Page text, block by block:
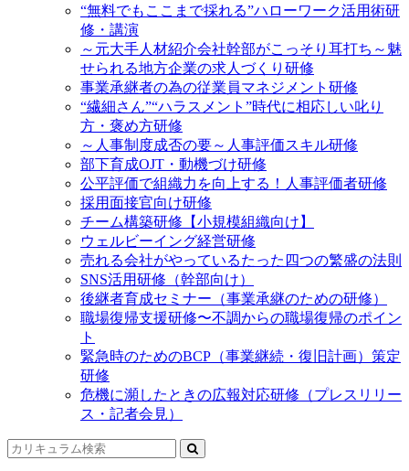
“無料でもここまで採れる”ハローワーク活用術研
修・講演
～元大手人材紹介会社幹部がこっそり耳打ち～魅
せられる地方企業の求人づくり研修
事業承継者の為の従業員マネジメント研修
“繊細さん”“ハラスメント”時代に相応しい叱り
方・褒め方研修
～人事制度成否の要～人事評価スキル研修
部下育成OJT・動機づけ研修
公平評価で組織力を向上する！人事評価者研修
採用面接官向け研修
チーム構築研修【小規模組織向け】
ウェルビーイング経営研修
売れる会社がやっているたった四つの繁盛の法則
SNS活用研修（幹部向け）
後継者育成セミナー（事業承継のための研修）
職場復帰支援研修〜不調からの職場復帰のポイン
ト
緊急時のためのBCP（事業継続・復旧計画）策定
研修
危機に瀕したときの広報対応研修（プレスリリー
ス・記者会見）